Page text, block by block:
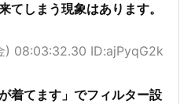
てしまう現象はあります。
) 08:03:32.30 ID:ajPyqG2k
着てます」でフィルター設